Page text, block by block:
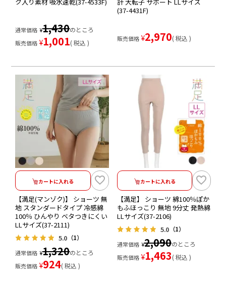
通常価格 ¥1,430のところ
販売価格 ¥1,001 税込
(37-4431F)
販売価格 ¥2,970 税込
カートに入れる
【満足(マンゾク)】 ショーツ 無
地 スタンダードタイプ 冷感綿
100％ ひんやり ベタつきにくい
LLサイズ(37-2111)
5.0 （1）
通常価格 ¥1,320のところ
販売価格 ¥924 税込
カートに入れる
【満足】 ショーツ 綿100％ぽか
もふほっこり 無地 9分丈 発熱綿
LLサイズ(37-2106)
5.0 （1）
通常価格 ¥2,090のところ
販売価格 ¥1,463 税込